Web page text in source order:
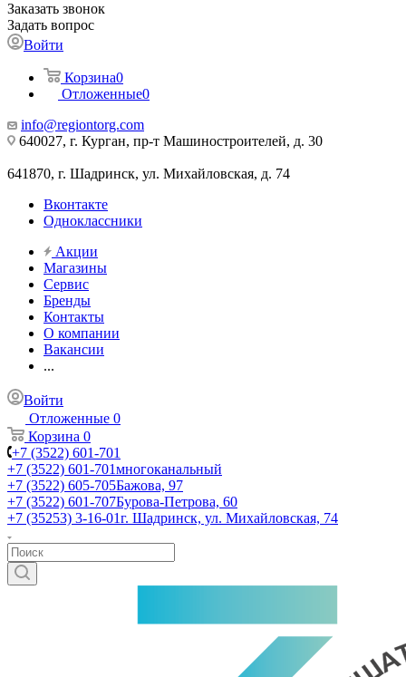
Заказать звонок
Задать вопрос
Войти
Корзина0
Отложенные0
info@regiontorg.com
640027, г. Курган, пр-т Машиностроителей, д. 30
641870, г. Шадринск, ул. Михайловская, д. 74
Вконтакте
Одноклассники
Акции
Магазины
Сервис
Бренды
Контакты
О компании
Вакансии
...
Войти
Отложенные 0
Корзина 0
+7 (3522) 601-701
+7 (3522) 601-701многоканальный
+7 (3522) 605-705Бажова, 97
+7 (3522) 601-707Бурова-Петрова, 60
+7 (35253) 3-16-01г. Шадринск, ул. Михайловская, 74